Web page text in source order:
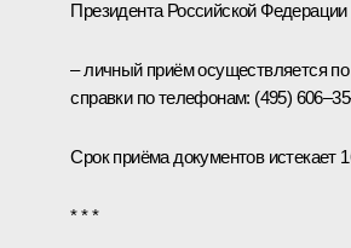
Президента Российской
– личный приём осуществляется
справки по телефонам: (495)
Срок приёма документов истекает
* * *